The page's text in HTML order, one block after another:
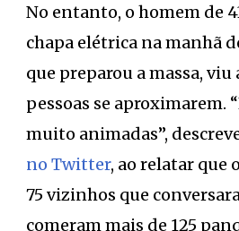
No entanto, o homem de
chapa elétrica na manhã
que preparou a massa,
pessoas se aproximarem.
muito animadas”,
no Twitter, ao relatar que
75 vizinhos que
comeram mais de 125